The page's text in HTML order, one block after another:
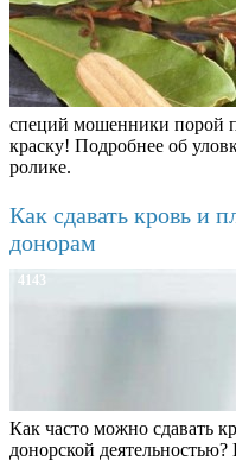
специй мошенники порой
краску! Подробнее об
ролике.
Как сдавать кровь и
донорам
4143
Как часто можно сдавать
донорской